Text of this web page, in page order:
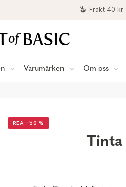
Frakt 40 kr
Varumärken Om oss
REA −50 %
Tinta